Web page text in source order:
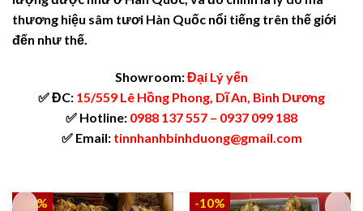
thương hiệu sâm tươi Hàn Quốc nổi tiếng trên thế giới
đến như thế.
Showroom:Đại Lý yến
✅ ĐC: 15/559 Lê Hồng Phong, Dĩ An, Bình Dương
✅ Hotline: 0988 137 557 – 0937 099 188
✅ Email: tinnhanhbinhduong@gmail.com
-12% -10%